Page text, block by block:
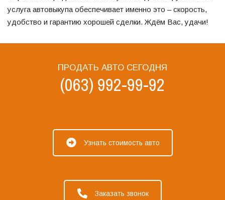
услуга автовыкупа обеспечивает именно это – скорость,
удобство и гарантию хорошей сделки. Ждём Вас, удачи!
ПРОДАТЬ АВТО СЕГОДНЯ
(063) 992-99-92
Узнать стоимость авто
Заказать звонок